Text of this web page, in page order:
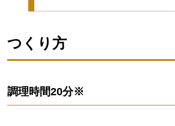
つくり方
調理時間20分※